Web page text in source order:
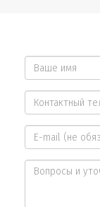
Ваше
имя
*
Контактный
телефон
*
E-
mail